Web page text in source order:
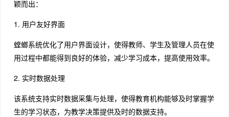
颖而出：
1. 用户友好界面
螳螂系统优化了用户界面设计，使得教师、学生及管理人员在使
用过程中都能得到良好的体验，减少学习成本，提高使用效率。
2. 实时数据处理
该系统支持实时数据采集与处理，使得教育机构能够及时掌握学
生的学习状态，为教学决策提供及时的数据支持。